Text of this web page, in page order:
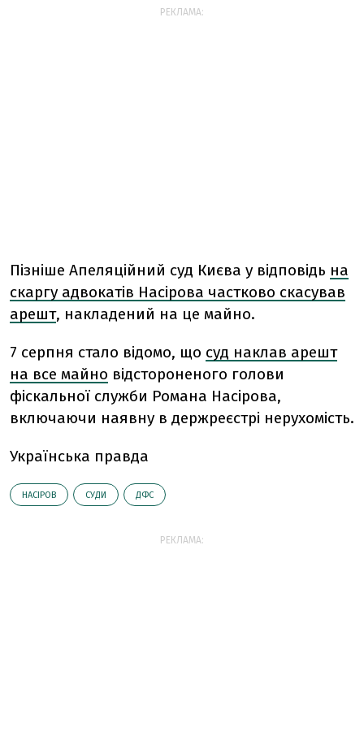
РЕКЛАМА:
Пізніше Апеляційний суд Києва у відповідь на
скаргу адвокатів Насірова частково скасував
арешт, накладений на це майно.
7 серпня стало відомо, що суд наклав арешт
на все майно відстороненого голови
фіскальної служби Романа Насірова,
включаючи наявну в держреєстрі нерухомість.
Українська правда
НАСІРОВ СУДИ ДФС
РЕКЛАМА: